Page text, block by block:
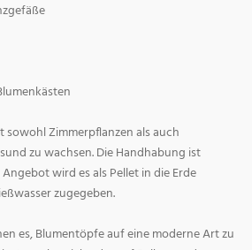
sowohl Zimmerpflanzen als auch
zu wachsen. Die Handhabung ist
wird es als Pellet in die Erde
zugegeben.
es, Blumentöpfe auf eine moderne Art zu